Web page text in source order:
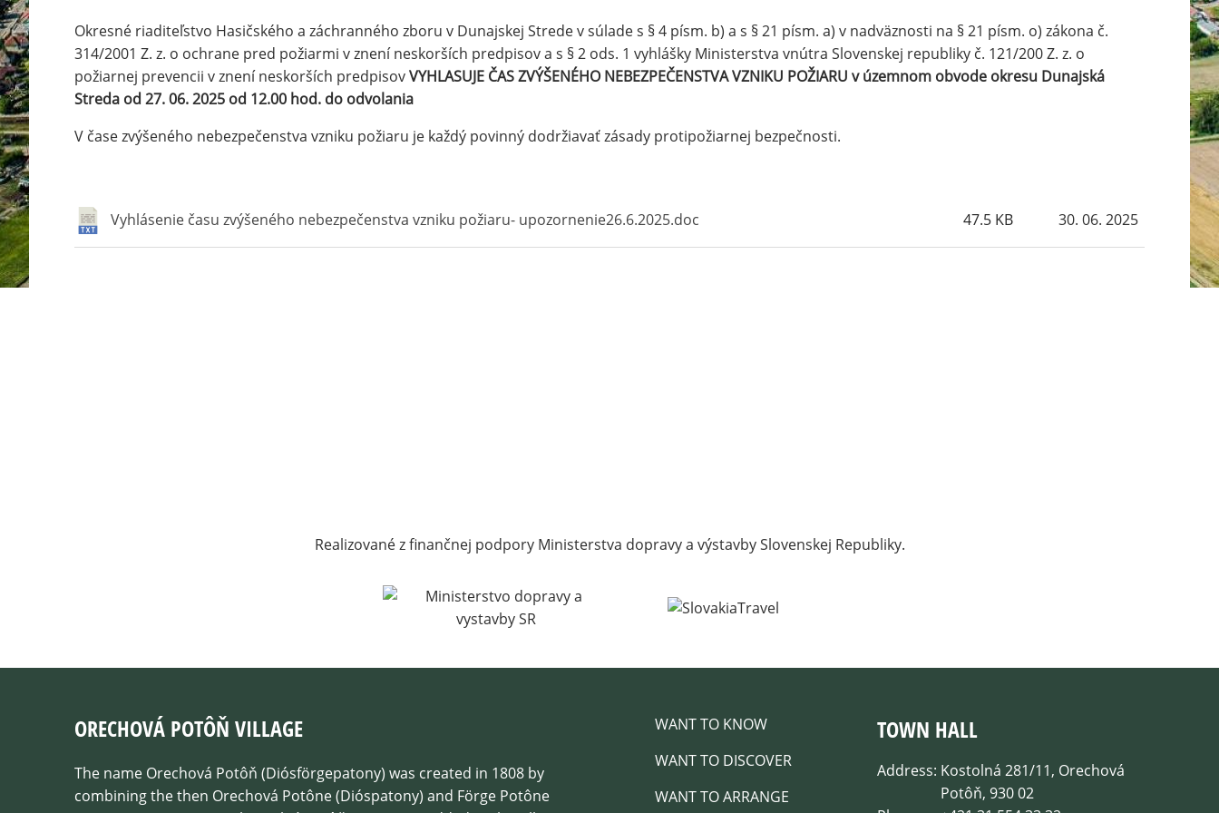
DOCUMENTS
AUCTIONS
TERRITORIAL PLAN
PROJECTS
Okresné riaditeľstvo Hasičského a záchranného zboru v Dunajskej Strede v súlade s § 4 písm. b) a s § 21 písm. a) v nadväznosti na § 21 písm. o) zákona č.
314/2001 Z. z. o ochrane pred požiarmi v znení neskorších predpisov a s § 2 ods. 1 vyhlášky Ministerstva vnútra Slovenskej republiky č. 121/200 Z. z. o
požiarnej prevencii v znení neskorších predpisovVYHLASUJE ČAS ZVÝŠENÉHO NEBEZPEČENSTVA VZNIKU POŽIARU v územnom obvode okresu Dunajská
Streda od 27. 06. 2025 od 12.00 hod. do odvolania
V čase zvýšeného nebezpečenstva vzniku požiaru je každý povinný dodržiavať zásady protipožiarnej bezpečnosti.
Vyhlásenie času zvýšeného nebezpečenstva vzniku požiaru- upozornenie26.6.2025.doc 47.5 KB 30. 06. 2025
Realizované z finančnej podpory Ministerstva dopravy a výstavby Slovenskej Republiky.
ORECHOVÁ POTÔŇ VILLAGE
The name Orechová Potôň (Diósförgepatony) was created in 1808 by
combining the then Orechová Potône (Dióspatony) and Förge Potône
WANT TO KNOW
WANT TO DISCOVER
WANT TO ARRANGE
TOWN HALL
Address: Kostolná 281/11, Orechová
Potôň, 930 02